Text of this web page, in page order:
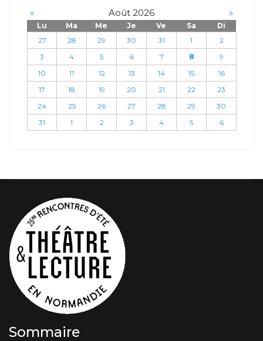
« Août 2026 »
Lu Ma Me Je Ve Sa
Di
27
28 29 30 31 1
2
3
4 5 6 7 8
9
10
11 12 13 14 15
16
17
18 19 20 21 22
23
24
25 26 27 28 29
30
31
1 2 3 4 5 6
Sommaire